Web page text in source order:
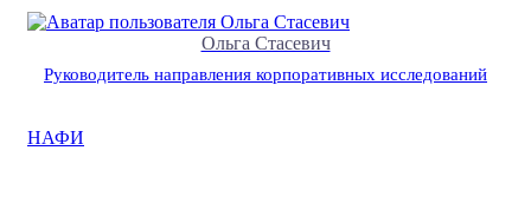
Ольга Стасевич
Руководитель направления корпоративных исследований
НАФИ